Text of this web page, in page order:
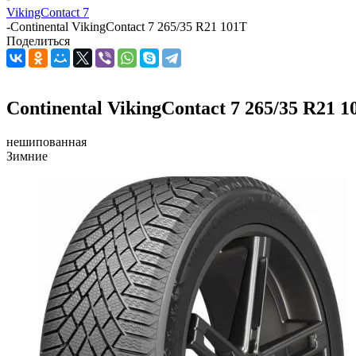
VikingContact 7
-Continental VikingContact 7 265/35 R21 101T
Поделиться
Continental VikingContact 7 265/35 R21
нешипованная
Зимние